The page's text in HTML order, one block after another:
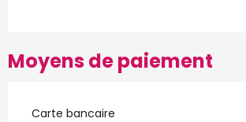
Moyens de paiement
Carte bancaire